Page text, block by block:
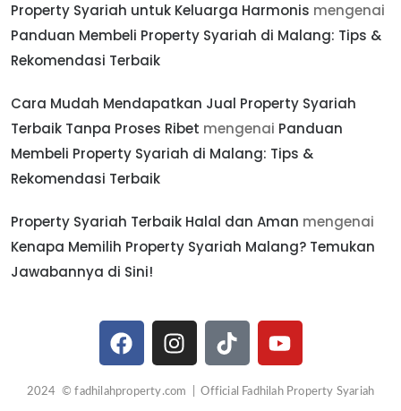
Property Syariah untuk Keluarga Harmonis mengenai
Panduan Membeli Property Syariah di Malang: Tips &
Rekomendasi Terbaik
Cara Mudah Mendapatkan Jual Property Syariah
Terbaik Tanpa Proses Ribet mengenai Panduan
Membeli Property Syariah di Malang: Tips &
Rekomendasi Terbaik
Property Syariah Terbaik Halal dan Aman mengenai
Kenapa Memilih Property Syariah Malang? Temukan
Jawabannya di Sini!
2024 © fadhilahproperty.com | Official Fadhilah Property Syariah